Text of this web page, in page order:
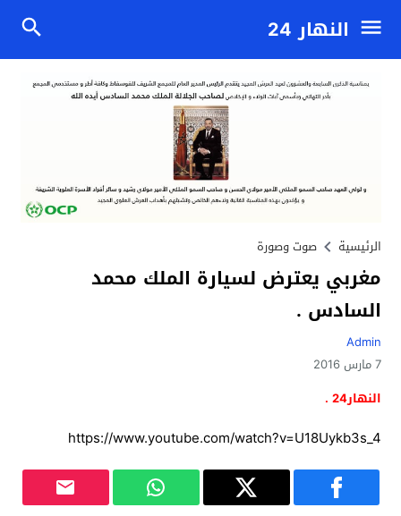
النهار 24
الرئيسية صوت وصورة
مغربي يعترض لسيارة الملك محمد
السادس .
Admin
7 مارس 2016
النهار24 .
https://www.youtube.com/watch?v=U18Uykb3s_4